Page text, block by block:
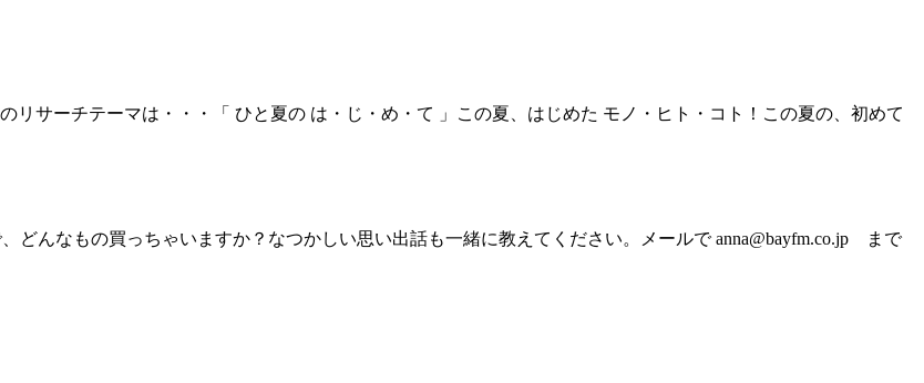
リサーチテーマは・・・「 ひと夏の は・じ・め・て 」この夏、はじめた モノ・ヒト・コト！この夏の、初めて
どんなもの買っちゃいますか？なつかしい思い出話も一緒に教えてください。メールで anna@bayfm.co.jp まで